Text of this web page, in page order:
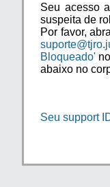
Seu acesso
suspeita de
Por favor,
Bloqueado'
abaixo no
Seu support